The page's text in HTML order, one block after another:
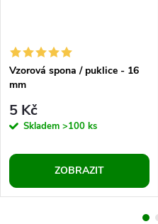
Vzorová spona / puklice - 16
mm
5 Kč
Skladem >100 ks
ZOBRAZIT